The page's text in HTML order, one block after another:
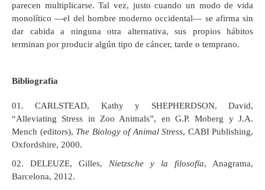
parecen multiplicarse. Tal vez, justo cuando un modo de vida
monolítico —el del hombre moderno occidental— se afirma sin
dar cabida a ninguna otra alternativa, sus propios hábitos
terminan por producir algún tipo de cáncer, tarde o temprano.
Bibliografía
CARLSTEAD, Kathy y SHEPHERDSON, David,
“Alleviating Stress in Zoo Animals”, en G.P. Moberg y J.A.
Mench (editors), The Biology of Animal Stress, CABI Publishing,
Oxfordshire, 2000.
DELEUZE, Gilles, Nietzsche y la filosofía, Anagrama,
Barcelona, 2012.